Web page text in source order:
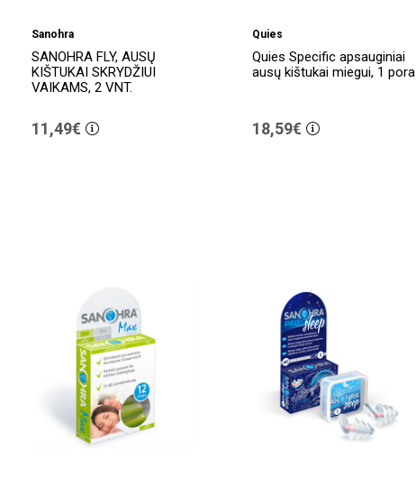
Sanohra
SANOHRA FLY, AUSŲ
KIŠTUKAI SKRYDŽIUI
VAIKAMS, 2 VNT.
11,49€
Quies
Quies Specific apsauginiai
ausų kištukai miegui, 1 pora
18,59€